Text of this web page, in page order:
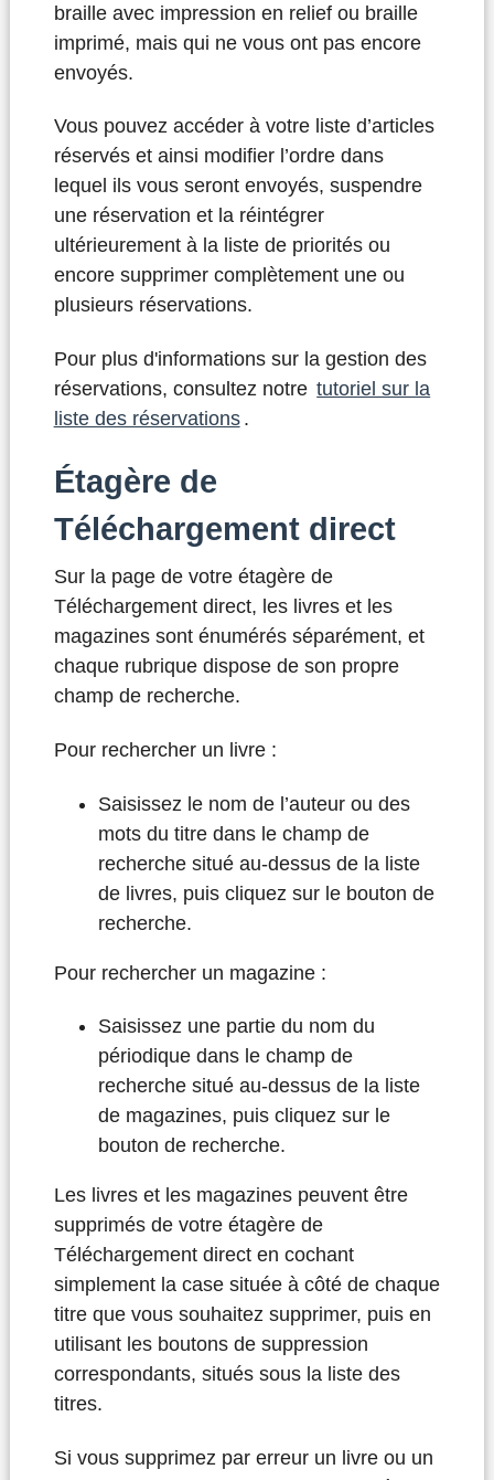
braille avec impression en relief ou braille
imprimé, mais qui ne vous ont pas encore
envoyés.
Vous pouvez accéder à votre liste d’articles
réservés et ainsi modifier l’ordre dans
lequel ils vous seront envoyés, suspendre
une réservation et la réintégrer
ultérieurement à la liste de priorités ou
encore supprimer complètement une ou
plusieurs réservations.
Pour plus d'informations sur la gestion des
réservations, consultez notre tutoriel sur la
liste des réservations .
Étagère de
Téléchargement direct
Sur la page de votre étagère de
Téléchargement direct, les livres et les
magazines sont énumérés séparément, et
chaque rubrique dispose de son propre
champ de recherche.
Pour rechercher un livre :
Saisissez le nom de l’auteur ou des
mots du titre dans le champ de
recherche situé au-dessus de la liste
de livres, puis cliquez sur le bouton de
recherche.
Pour rechercher un magazine :
Saisissez une partie du nom du
périodique dans le champ de
recherche situé au-dessus de la liste
de magazines, puis cliquez sur le
bouton de recherche.
Les livres et les magazines peuvent être
supprimés de votre étagère de
Téléchargement direct en cochant
simplement la case située à côté de chaque
titre que vous souhaitez supprimer, puis en
utilisant les boutons de suppression
correspondants, situés sous la liste des
titres.
Si vous supprimez par erreur un livre ou un